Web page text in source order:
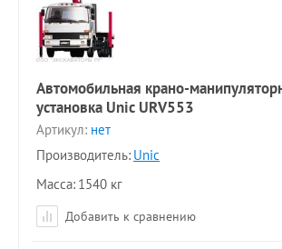
Автомобильная крано-
установка Unic URV553
Артикул: нет
Производитель: Unic
Масса 1540 кг
Добавить к сравнению